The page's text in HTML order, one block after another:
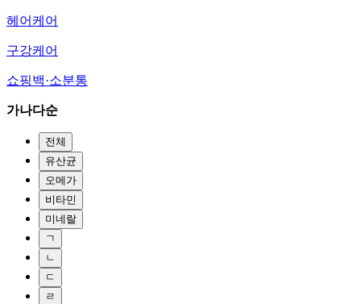
헤어케어
구강케어
쇼핑백·소분통
가나다순
전체
유산균
오메가
비타민
미네랄
ㄱ
ㄴ
ㄷ
ㄹ